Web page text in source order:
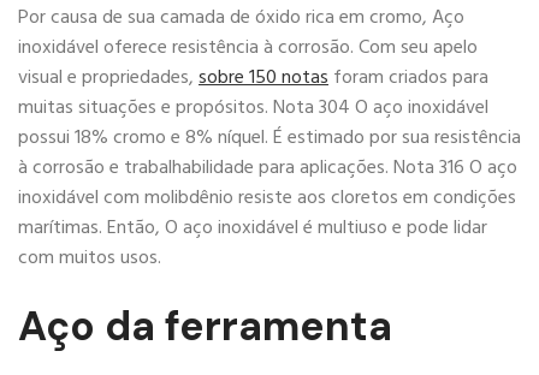
Por causa de sua camada de óxido rica em cromo, Aço
inoxidável oferece resistência à corrosão. Com seu apelo
visual e propriedades,sobre 150 notasforam criados para
muitas situações e propósitos. Nota 304 O aço inoxidável
possui 18% cromo e 8% níquel. É estimado por sua resistência
à corrosão e trabalhabilidade para aplicações. Nota 316 O aço
inoxidável com molibdênio resiste aos cloretos em condições
marítimas. Então, O aço inoxidável é multiuso e pode lidar
com muitos usos.
Aço da ferramenta